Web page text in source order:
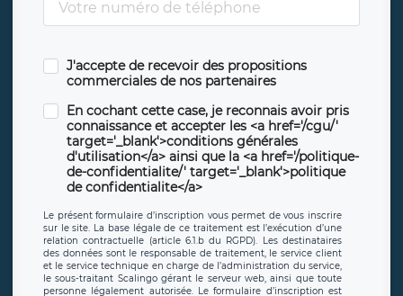
J'accepte de recevoir des propositions
commerciales de nos partenaires
En cochant cette case, je reconnais avoir pris
connaissance et accepter les <a href='/cgu/'
target='_blank'>conditions générales
d'utilisation</a> ainsi que la <a href='/politique-
de-confidentialite/' target='_blank'>politique
de confidentialite</a>
Le présent formulaire d’inscription vous permet de vous inscrire
sur le site. La base légale de ce traitement est l’exécution d’une
relation contractuelle (article 6.1.b du RGPD). Les destinataires
des données sont le responsable de traitement, le service client
et le service technique en charge de l’administration du service,
le sous-traitant Scalingo gérant le serveur web, ainsi que toute
personne légalement autorisée. Le formulaire d’inscription est